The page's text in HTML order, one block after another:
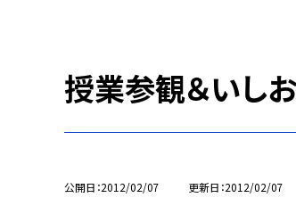
授業参観＆いし
公開日 2012/02/07 更新日 2012/02/07